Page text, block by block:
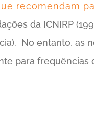
recomendam
da ICNIRP
No entanto, as
para frequências